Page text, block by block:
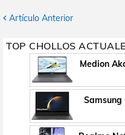
Artículo Anterior
TOP CHOLLOS
Medion
Samsung